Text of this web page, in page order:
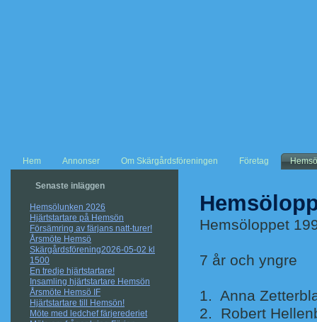
Hem Annonser Om Skärgårdsföreningen Företag
Senaste inläggen
Hemsölunken 2026
Hjärtstartare på Hemsön
Försämring av färjans natt-turer!
Årsmöte Hemsö
Skärgårdsförening2026-05-02 kl
1500
En tredje hjärtstartare!
Insamling hjärtstartare Hemsön
Årsmöte Hemsö IF
Hjärtstartare till Hemsön!
Möte med ledchef färjerederiet
Hemsöloppet
7 år och yngre
1. Anna
2. Robert